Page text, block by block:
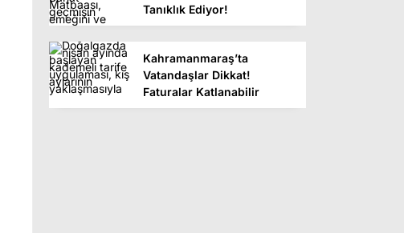
Tanıklık Ediyor!
Kahramanmaraş’ta
Vatandaşlar Dikkat!
Faturalar Katlanabilir